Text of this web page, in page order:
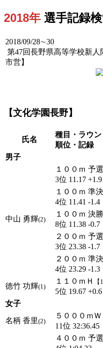
2018年 選手記録
2018/09/28∼30
第47回長野県高等学校新
市営】
【文化学園長野】
氏名
種目・ラウン
順位・記録
男子
中山 勇輝(2)
１００ｍ 予選
3位 11.17 +1.9
１００ｍ 準
4位 11.41 -1.4
１００ｍ 決勝
8位 11.38 -0.7
２００ｍ 予選
3位 23.38 -1.7
２００ｍ 準
4位 23.29 -1.3
徳竹 功輝(1)
１１０ｍＨ
5位 19.67 +0.6
女子
名柄 香里(2)
５０００ｍ
11位 32:36.45
４００ｍ 予選